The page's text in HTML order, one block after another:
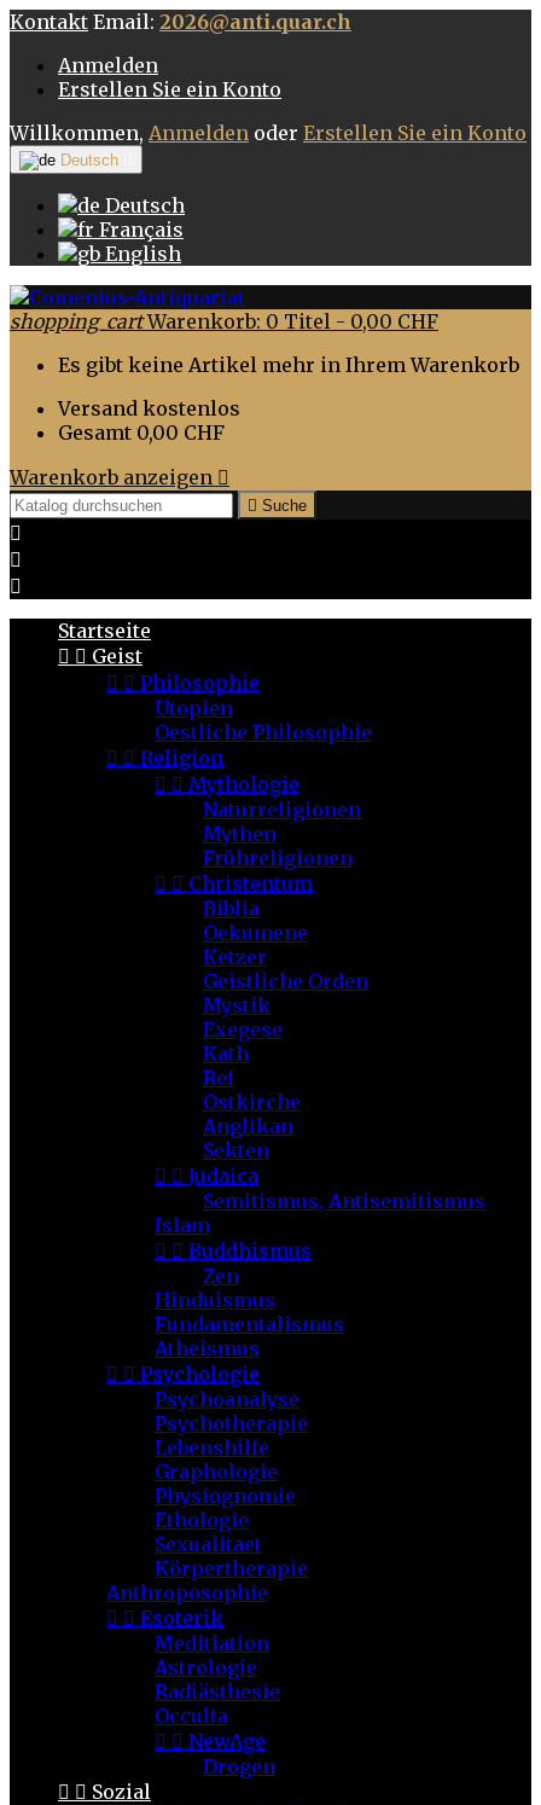
Kontakt Email: 2026@anti.quar.ch
Anmelden
Erstellen Sie ein Konto
Willkommen, Anmelden oder Erstellen Sie ein Konto
Deutsch
Deutsch
Français
English
shopping_cart Warenkorb: 0 Titel - 0,00 CHF
Es gibt keine Artikel mehr in Ihrem Warenkorb
Versand kostenlos
Gesamt 0,00 CHF
Warenkorb anzeigen 
 Suche



Startseite
  Geist
  Philosophie
Utopien
Oestliche Philosophie
  Religion
  Mythologie
Naturreligionen
Mythen
Frühreligionen
  Christentum
Biblia
Oekumene
Ketzer
Geistliche Orden
Mystik
Exegese
Kath
Ref
Ostkirche
Anglikan
Sekten
  Judaica
Semitismus, Antisemitismus
Islam
  Buddhismus
Zen
Hinduismus
Fundamentalismus
Atheismus
  Psychologie
Psychoanalyse
Psychotherapie
Lebenshilfe
Graphologie
Physiognomie
Ethologie
Sexualitaet
Körpertherapie
Anthroposophie
  Esoterik
Meditiation
Astrologie
Radiästhesie
Occulta
  NewAge
Drogen
  Sozial